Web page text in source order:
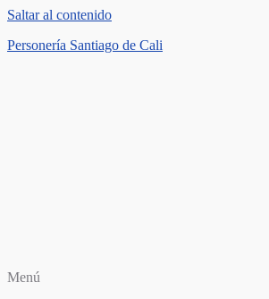
Saltar al contenido
Personería Santiago de Cali
Menú